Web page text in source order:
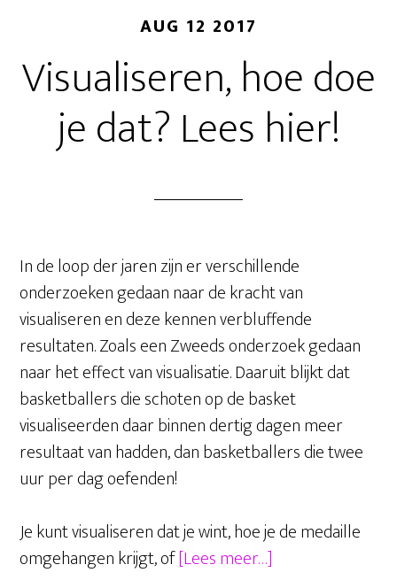
AUG 12 2017
Visualiseren, hoe doe
je dat? Lees hier!
In de loop der jaren zijn er verschillende
onderzoeken gedaan naar de kracht van
visualiseren en deze kennen verbluffende
resultaten. Zoals een Zweeds onderzoek gedaan
naar het effect van visualisatie. Daaruit blijkt dat
basketballers die schoten op de basket
visualiseerden daar binnen dertig dagen meer
resultaat van hadden, dan basketballers die twee
uur per dag oefenden!
Je kunt visualiseren dat je wint, hoe je de medaille
omgehangen krijgt, of[Lees meer…]